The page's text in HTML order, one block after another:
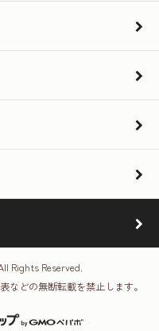
Rights Reserved.
などの無断転載を禁止します。